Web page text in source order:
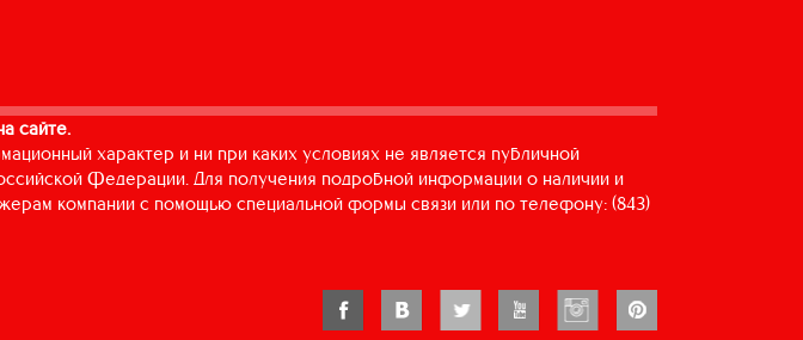
сайте.
характер и ни при каких условиях не является публичной
Федерации. Для получения подробной информации о наличии и
компании с помощью специальной формы связи или по телефону: (843)